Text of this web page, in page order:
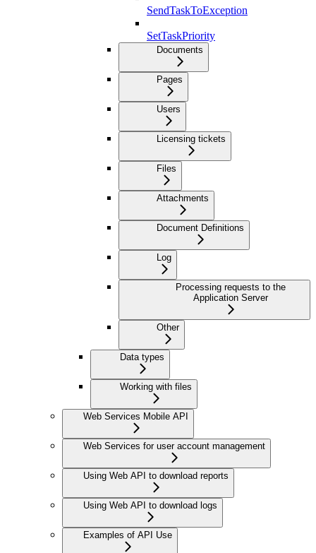
SendTaskToException
SetTaskPriority
Documents
Pages
Users
Licensing tickets
Files
Attachments
Document Definitions
Log
Processing requests to the
Application Server
Other
Data types
Working with files
Web Services Mobile API
Web Services for user account management
Using Web API to download reports
Using Web API to download logs
Examples of API Use